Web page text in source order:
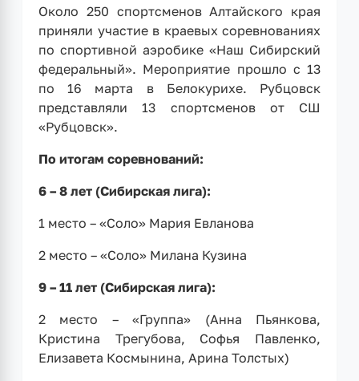
Около 250 спортсменов Алтайского края
приняли участие в краевых соревнованиях
по спортивной аэробике «Наш Сибирский
федеральный». Мероприятие прошло с 13
по 16 марта в Белокурихе. Рубцовск
представляли 13 спортсменов от СШ
«Рубцовск».
По итогам соревнований:
6 – 8 лет (Сибирская лига):
1 место – «Соло» Мария Евланова
2 место – «Соло» Милана Кузина
9 – 11 лет (Сибирская лига):
2 место – «Группа» (Анна Пьянкова,
Кристина Трегубова, Софья Павленко,
Елизавета Космынина, Арина Толстых)